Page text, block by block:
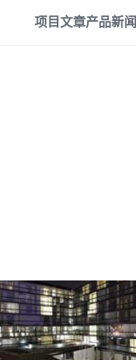
项目文章产品新闻